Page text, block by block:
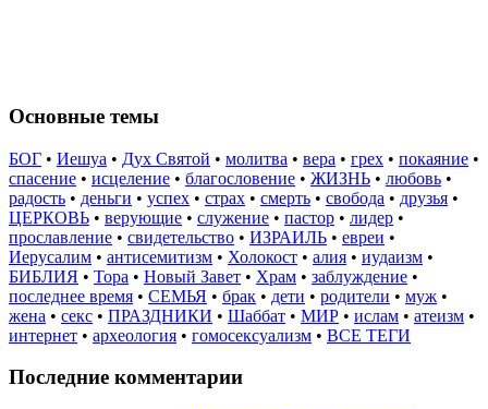
Основные темы
БОГ • Иешуа • Дух Святой • молитва • вера • грех • покаяние •
спасение • исцеление • благословение • ЖИЗНЬ • любовь •
радость • деньги • успех • страх • смерть • свобода • друзья •
ЦЕРКОВЬ • верующие • служение • пастор • лидер •
прославление • свидетельство • ИЗРАИЛЬ • евреи •
Иерусалим • антисемитизм • Холокост • алия • иудаизм •
БИБЛИЯ • Тора • Новый Завет • Храм • заблуждение •
последнее время • СЕМЬЯ • брак • дети • родители • муж •
жена • секс • ПРАЗДНИКИ • Шаббат • МИР • ислам • атеизм •
интернет • археология • гомосексуализм • ВСЕ ТЕГИ
Последние комментарии